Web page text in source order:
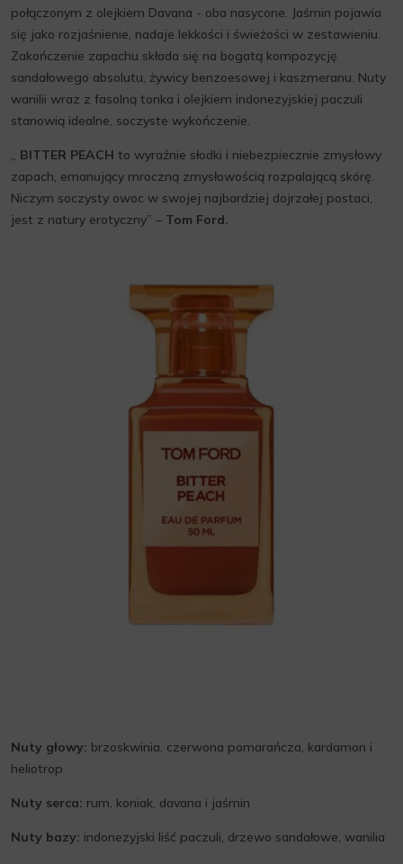
połączonym z olejkiem Davana - oba nasycone. Jaśmin pojawia
się jako rozjaśnienie, nadaje lekkości i świeżości w zestawieniu.
Zakończenie zapachu składa się na bogatą kompozycję
sandałowego absolutu, żywicy benzoesowej i kaszmeranu. Nuty
wanilii wraz z fasolną tonka i olejkiem indonezyjskiej paczuli
stanowią idealne, soczyste wykończenie.
„ BITTER PEACH to wyraźnie słodki i niebezpiecznie zmysłowy
zapach, emanujący mroczną zmysłowością rozpalającą skórę.
Niczym soczysty owoc w swojej najbardziej dojrzałej postaci,
jest z natury erotyczny” – Tom Ford.
Nuty głowy: brzoskwinia, czerwona pomarańcza, kardamon i
heliotrop
Nuty serca: rum, koniak, davana i jaśmin
Nuty bazy: indonezyjski liść paczuli, drzewo sandałowe, wanilia